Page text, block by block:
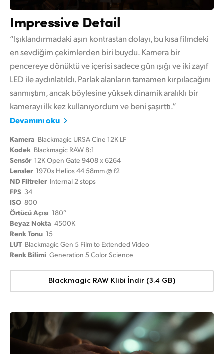
Impressive Detail
“Işıklandırmadaki aşırı kontrastan dolayı, bu kısa filmdeki
en sevdiğim çekimlerden biri buydu. Kamera bir
pencereye dönüktü ve içerisi sadece gün ışığı ve iki zayıf
LED ile aydınlatıldı. Parlak alanların tamamen kırpılacağını
sanmıştım, ancak böylesine yüksek dinamik aralıklı bir
kamerayı ilk kez kullanıyordum ve beni şaşırttı.”
Devamını oku
Kamera Blackmagic URSA Cine 12K LF
Kodek Blackmagic RAW 8:1
Sensör 12K Open Gate 9408 x 6264
Lensler 1970s Helios 44 58mm @ f2
ND Filtreler Internal 2 stops
FPS 34
ISO 800
Örtücü Açısı 180°
Beyaz Nokta 4500K
Renk Tonu 15
LUT Blackmagic Gen 5 Film to Extended Video
Renk Bilimi Generation 5 Color Science
Blackmagic RAW Klibi İndir (3.4 GB)